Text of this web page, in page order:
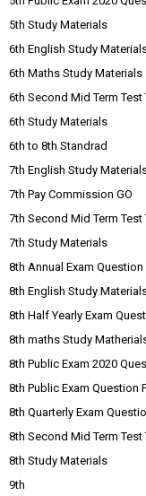
5th Study Materials
6th English Study
6th Maths Study Materials
6th Second Mid Term Test
6th Study Materials
6th to 8th Standrad
7th English Study
7th Pay Commission GO
7th Second Mid Term Test
7th Study Materials
8th Annual Exam
8th English Study
8th Half Yearly Exam
8th maths Study
8th Public Exam 2020
8th Public Exam Question
8th Quarterly Exam
8th Second Mid Term Test
8th Study Materials
9th